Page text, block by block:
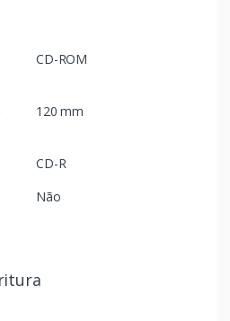
CD-ROM
120 mm
CD-R
Não